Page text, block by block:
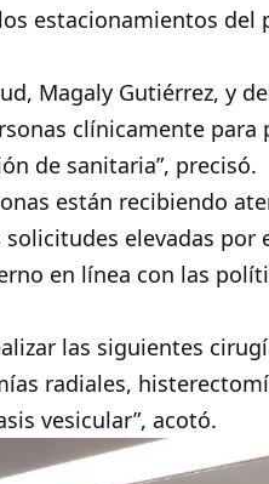
estacionamientos del
Magaly Gutiérrez, y
clínicamente
de sanitaria”, precisó.
están recibiendo
elevadas por
en línea con las
las siguientes
radiales,
vesicular”, acotó.